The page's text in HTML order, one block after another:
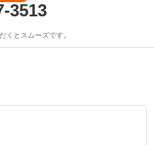
3513
くとスムーズです。